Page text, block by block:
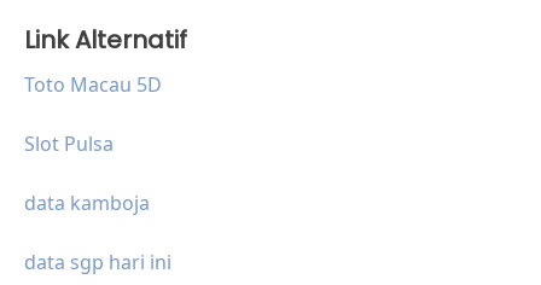
Link Alternatif
Toto Macau 5D
Slot Pulsa
data kamboja
data sgp hari ini